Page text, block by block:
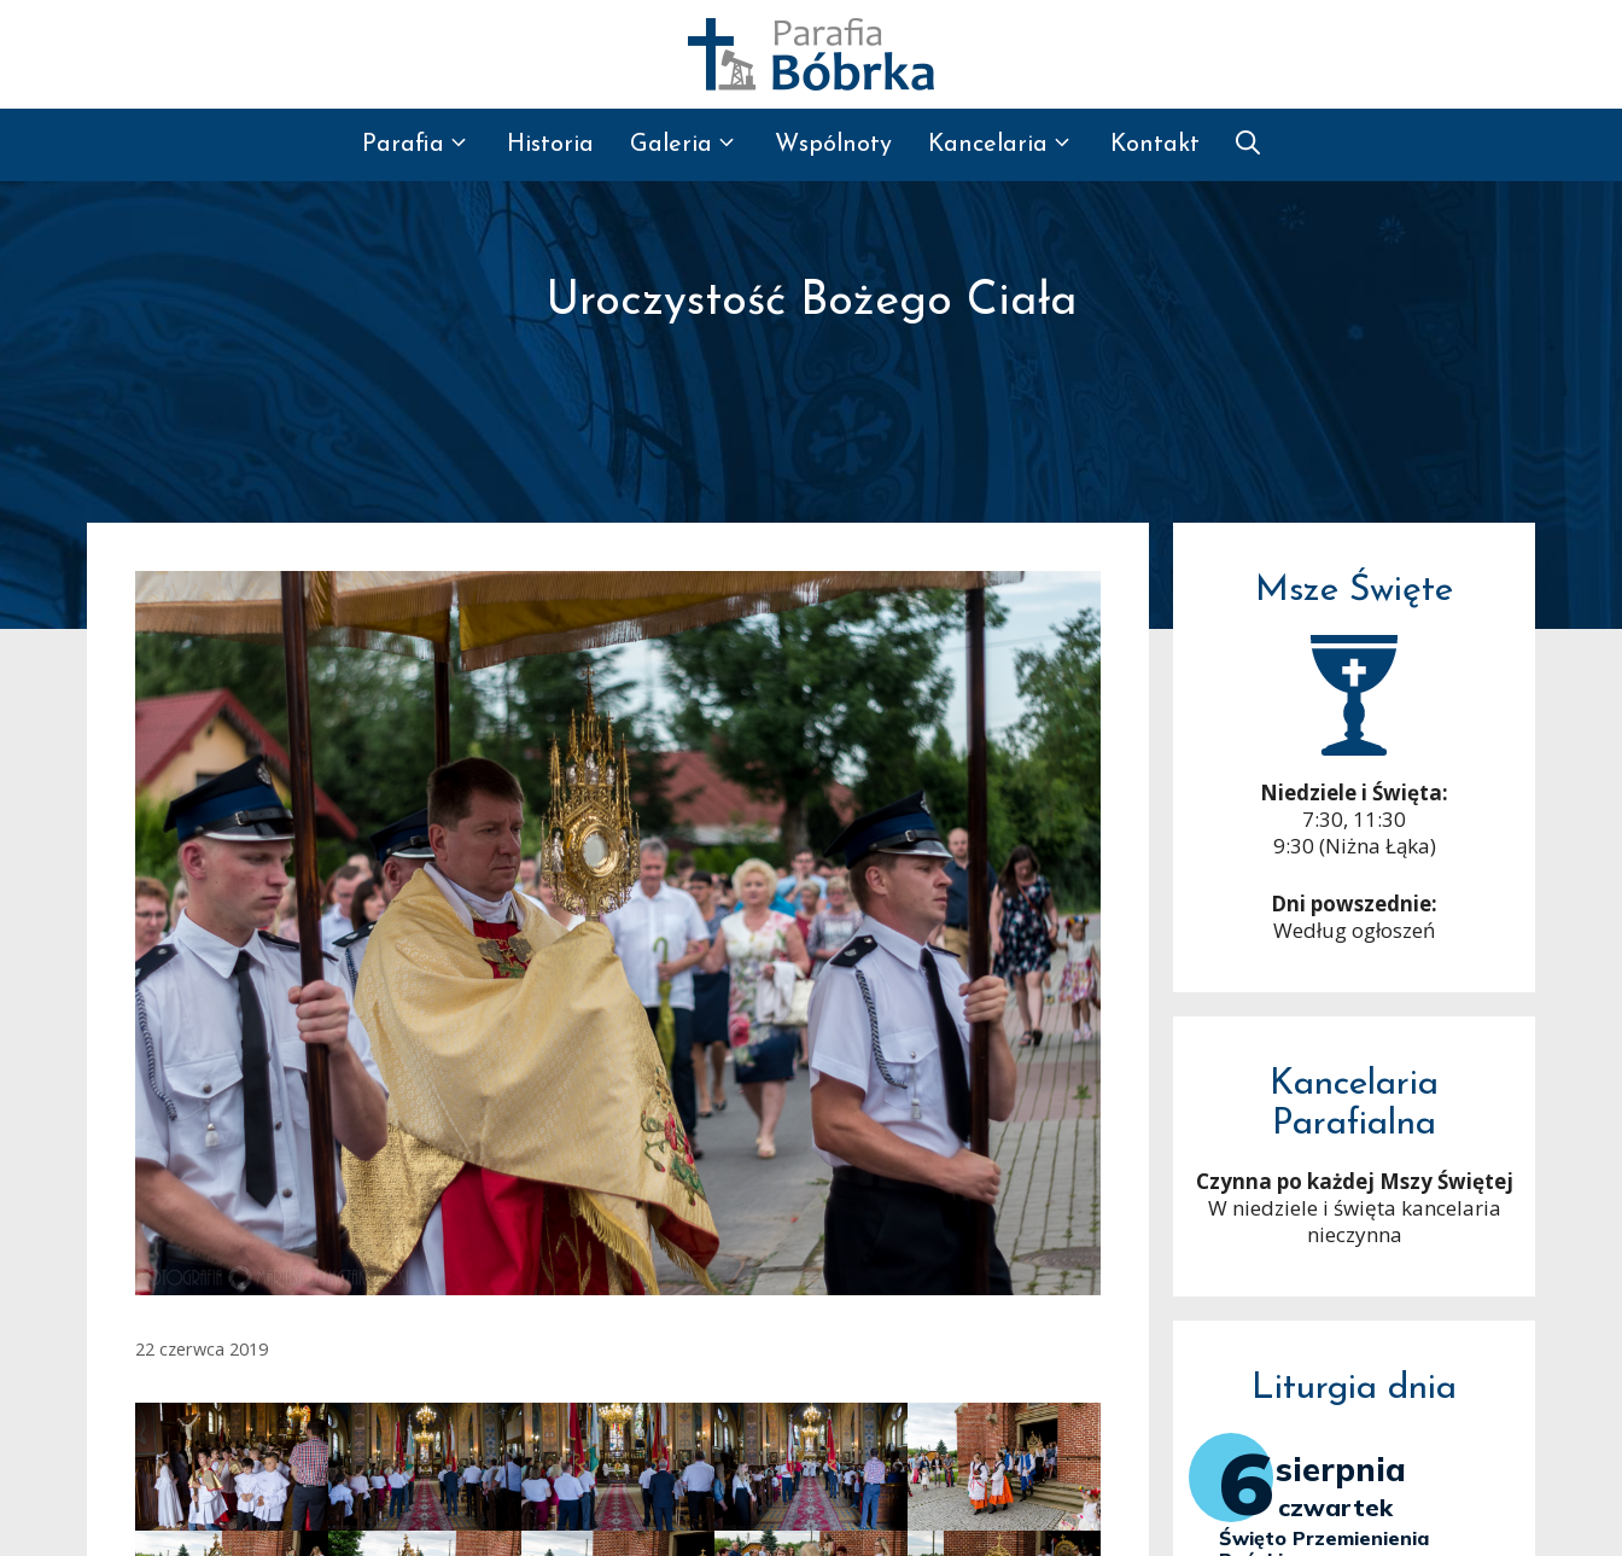
Parafia Historia Galeria Wspólnoty Kancelaria Kontakt
Uroczystość Bożego Ciała
22 czerwca 2019
Msze Święte
Niedziele i Święta:
7:30, 11:30
9:30 (Niżna Łąka)
Dni powszednie:
Według ogłoszeń
Kancelaria
Parafialna
Czynna po każdej Mszy Świętej
W niedziele i święta kancelaria
nieczynna
Liturgia dnia